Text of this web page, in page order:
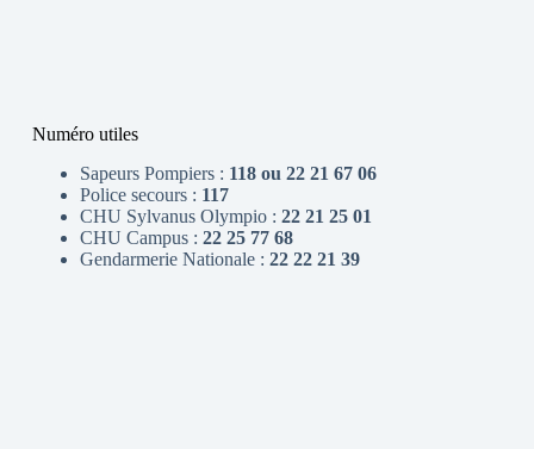
Numéro utiles
Sapeurs Pompiers : 118 ou 22 21 67 06
Police secours : 117
CHU Sylvanus Olympio : 22 21 25 01
CHU Campus : 22 25 77 68
Gendarmerie Nationale : 22 22 21 39